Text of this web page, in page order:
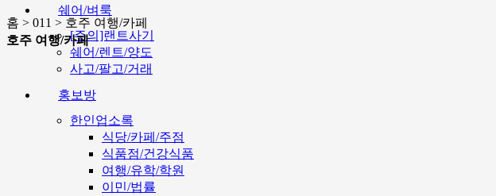
쉐어/벼룩
[주의]랜트사기
쉐어/렌트/양도
사고/팔고/거래
홍보방
한인업소록
식당/카페/주점
식품점/건강식품
여행/유학/학원
이민/법률
홈 > 011 > 호주 여행/카페
호주 여행/카페